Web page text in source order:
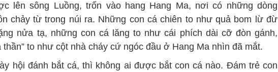
lên sông Luồng, trốn vào hang Hang Ma, nơi có những dòng
chảy từ trong núi ra. Những con cá chiên to như quả bom lừ đừ
nửa tạ, những con cá lăng to như cái phích dài cỡ đòn gánh,
thần” to như cột nhà cháy cứ ngóc đầu ở Hang Ma nhìn đã mắt.
hội đánh bắt cá, thì không ai được bắt con cá nào. Đám trẻ con